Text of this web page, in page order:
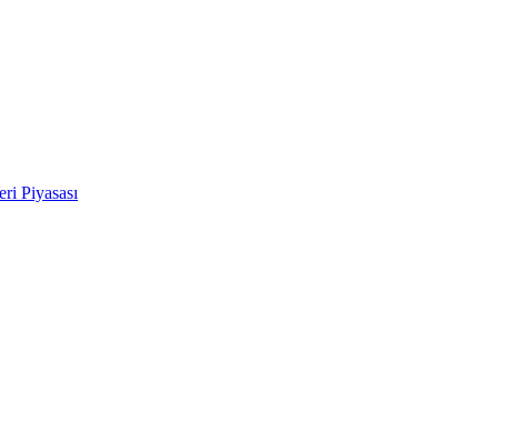
Piyasası